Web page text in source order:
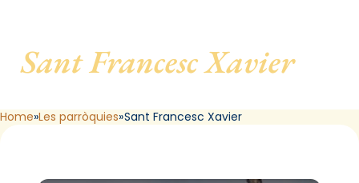
Sant Francesc Xavier, de
Home Les parròquies Sant Francesc Xavier